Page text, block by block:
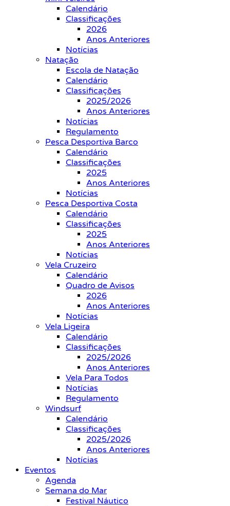
Calendário
Classificações
2026
Anos Anteriores
Notícias
Natação
Escola de Natação
Calendário
Classificações
2025/2026
Anos Anteriores
Notícias
Regulamento
Pesca Desportiva Barco
Calendário
Classificações
2025
Anos Anteriores
Notícias
Pesca Desportiva Costa
Calendário
Classificações
2025
Anos Anteriores
Notícias
Vela Cruzeiro
Calendário
Quadro de Avisos
2026
Anos Anteriores
Notícias
Vela Ligeira
Calendário
Classificações
2025/2026
Anos Anteriores
Vela Para Todos
Notícias
Regulamento
Windsurf
Calendário
Classificações
2025/2026
Anos Anteriores
Notícias
Eventos
Agenda
Semana do Mar
Festival Náutico